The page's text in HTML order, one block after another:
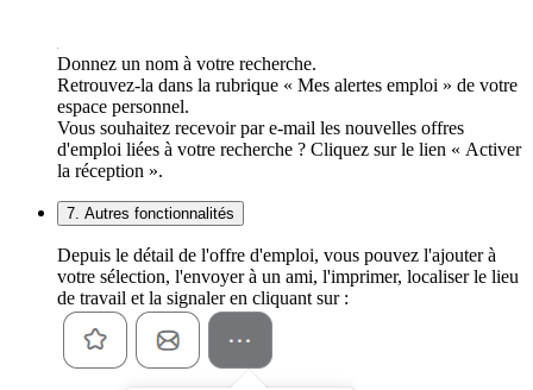
Donnez un nom à votre recherche.
Retrouvez-la dans la rubrique « Mes alertes emploi » de votre
espace personnel.
Vous souhaitez recevoir par e-mail les nouvelles offres
d'emploi liées à votre recherche ? Cliquez sur le lien « Activer
la réception ».
7. Autres fonctionnalités
Depuis le détail de l'offre d'emploi, vous pouvez l'ajouter à
votre sélection, l'envoyer à un ami, l'imprimer, localiser le lieu
de travail et la signaler en cliquant sur :